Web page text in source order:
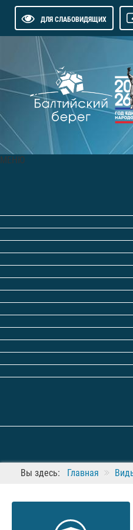
ДЛЯ СЛАБОВИДЯЩИХ
МЕНЮ
Вы здесь: Главная